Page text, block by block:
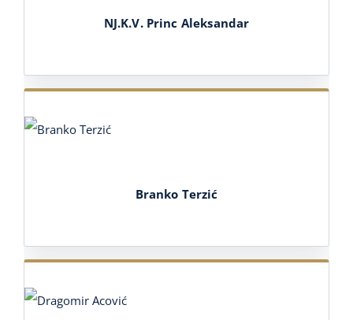
NJ.K.V. Princ Aleksandar
Branko Terzić